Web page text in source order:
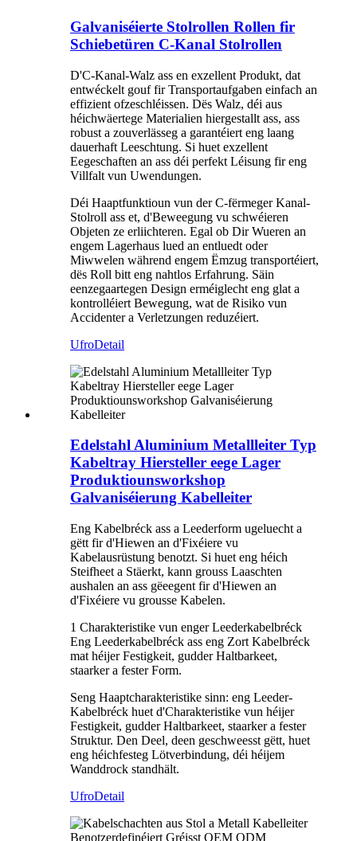
Galvaniséierte Stolrollen Rollen fir
Schiebetüren C-Kanal Stolrollen
D'C-Kanal-Walz ass en exzellent Produkt, dat
entwéckelt gouf fir Transportaufgaben einfach an
effizient ofzeschléissen. Dës Walz, déi aus
héichwäertege Materialien hiergestallt ass, ass
robust a zouverlässeg a garantéiert eng laang
dauerhaft Leeschtung. Si huet exzellent
Eegeschaften an ass déi perfekt Léisung fir eng
Villfalt vun Uwendungen.
Déi Haaptfunktioun vun der C-fërmeger Kanal-
Stolroll ass et, d'Beweegung vu schwéieren
Objeten ze erliichteren. Egal ob Dir Wueren an
engem Lagerhaus lued an entluedt oder
Miwwelen während engem Ëmzug transportéiert,
dës Roll bitt eng nahtlos Erfahrung. Säin
eenzegaartegen Design erméiglecht eng glat a
kontrolléiert Bewegung, wat de Risiko vun
Accidenter a Verletzungen reduzéiert.
UfroDetail
Edelstahl Aluminium Metallleiter Typ
Kabeltray Hiersteller eege Lager
Produktiounsworkshop
Galvaniséierung Kabelleiter
Eng Kabelbréck ass a Leederform ugeluecht a
gëtt fir d'Hiewen an d'Fixéiere vu
Kabelausrüstung benotzt. Si huet eng héich
Steifheet a Stäerkt, kann grouss Laaschten
aushalen an ass gëeegent fir d'Hiewen an
d'Fixéiere vu grousse Kabelen.
1 Charakteristike vun enger Leederkabelbréck
Eng Leederkabelbréck ass eng Zort Kabelbréck
mat héijer Festigkeit, gudder Haltbarkeet,
staarker a fester Form.
Seng Haaptcharakteristike sinn: eng Leeder-
Kabelbréck huet d'Charakteristike vun héijer
Festigkeit, gudder Haltbarkeet, staarker a fester
Struktur. Den Deel, deen geschweesst gëtt, huet
eng héichfesteg Lötverbindung, déi héijem
Wanddrock standhält.
UfroDetail